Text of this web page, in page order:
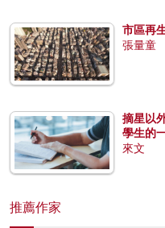
市區再
張量童
摘星以
學生的
來文
推薦作家